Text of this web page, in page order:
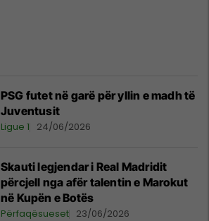
PSG futet në garë për yllin e madh të
Juventusit
Ligue 1 24/06/2026
Skauti legjendar i Real Madridit
përcjell nga afër talentin e Marokut
në Kupën e Botës
Përfaqësueset 23/06/2026